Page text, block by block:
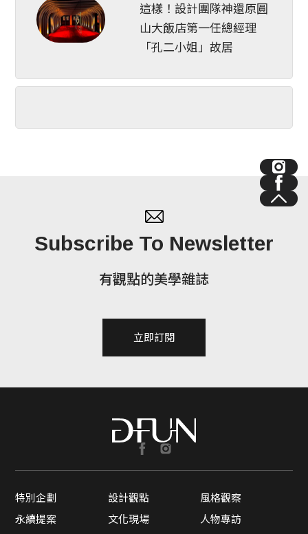
這樣！設計團隊神還原圓
山大飯店第一任總經理
「孔二小姐」故居
Subscribe To Newsletter
有觀點的美學雜誌
立即訂閱
特別企劃 設計觀點
風格觀察
永續提案
文化現場
人物專訪